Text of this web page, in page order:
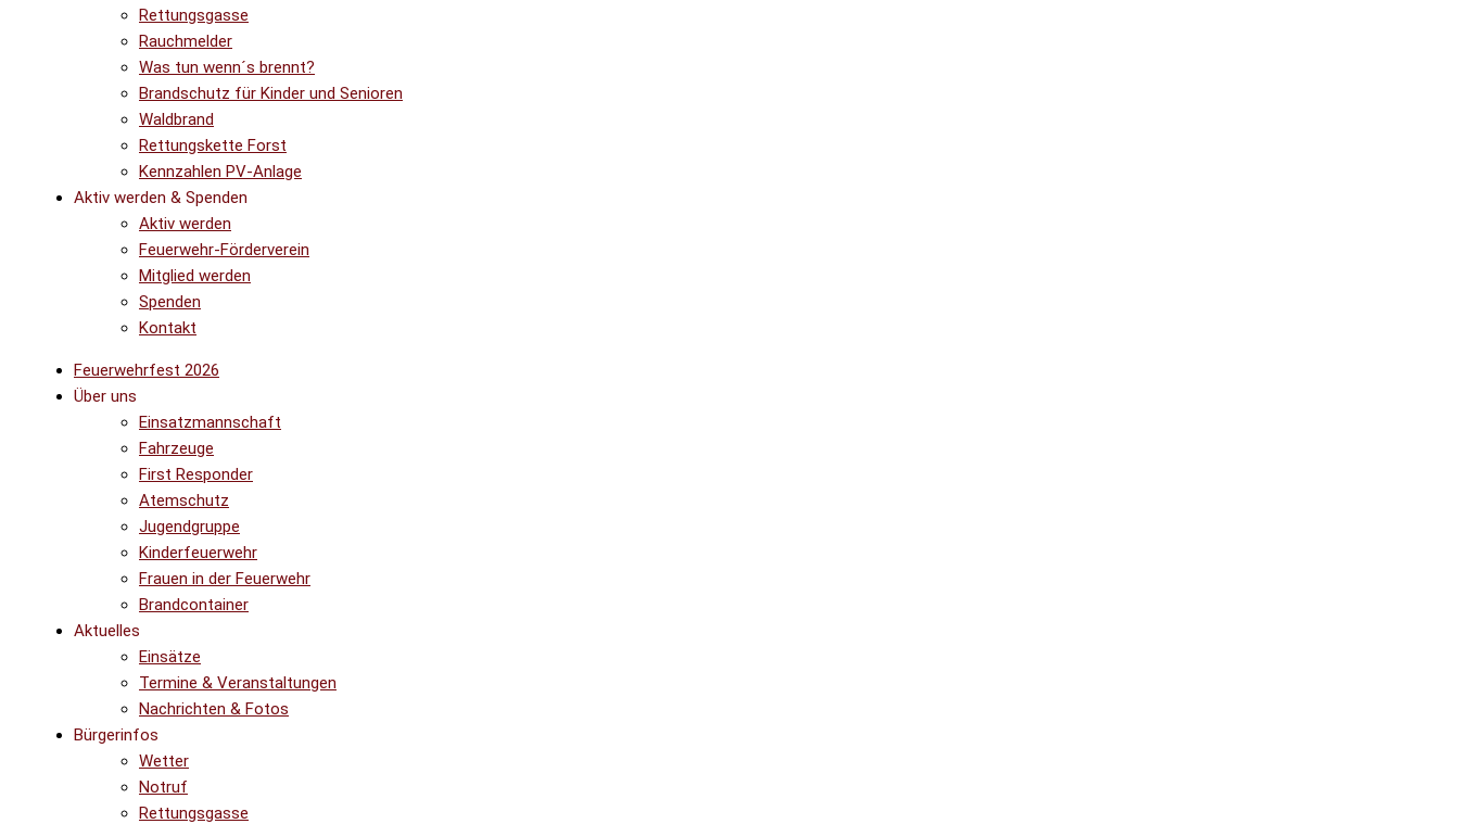
Rettungsgasse
Rauchmelder
Was tun wenn´s brennt?
Brandschutz für Kinder und Senioren
Waldbrand
Rettungskette Forst
Kennzahlen PV-Anlage
Aktiv werden & Spenden
Aktiv werden
Feuerwehr-Förderverein
Mitglied werden
Spenden
Kontakt
Feuerwehrfest 2026
Über uns
Einsatzmannschaft
Fahrzeuge
First Responder
Atemschutz
Jugendgruppe
Kinderfeuerwehr
Frauen in der Feuerwehr
Brandcontainer
Aktuelles
Einsätze
Termine & Veranstaltungen
Nachrichten & Fotos
Bürgerinfos
Wetter
Notruf
Rettungsgasse